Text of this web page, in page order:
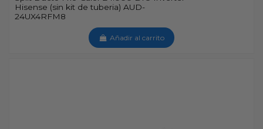
Hisense (sin kit de tuberia) AUD-
24UX4RFM8
Añadir al carrito